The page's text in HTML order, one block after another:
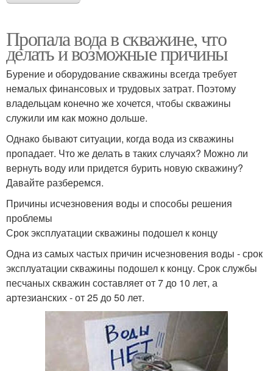
Пропала вода в скважине, что
делать и возможные причины
Бурение и оборудование скважины всегда требует
немалых финансовых и трудовых затрат. Поэтому
владельцам конечно же хочется, чтобы скважины
служили им как можно дольше.
Однако бывают ситуации, когда вода из скважины
пропадает. Что же делать в таких случаях? Можно ли
вернуть воду или придется бурить новую скважину?
Давайте разберемся.
Причины исчезновения воды и способы решения
проблемы
Срок эксплуатации скважины подошел к концу
Одна из самых частых причин исчезновения воды - срок
эксплуатации скважины подошел к концу. Срок службы
песчаных скважин составляет от 7 до 10 лет, а
артезианских - от 25 до 50 лет.